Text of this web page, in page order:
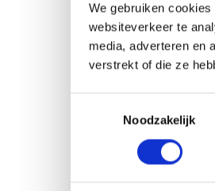
We gebruiken
websiteverkeer te
media, adverteren en
verstrekt of die ze
Noodzakelijk